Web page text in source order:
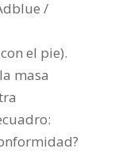
/
el pie).
masa